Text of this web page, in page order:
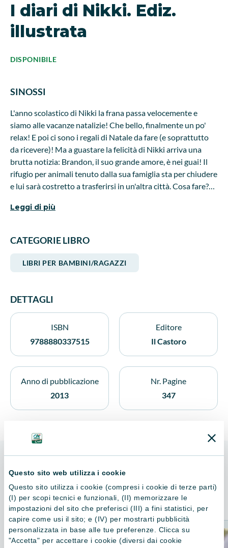
Questo sito web utilizza i cookie
Questo sito utilizza i cookie (compresi i cookie di terze parti)
(I) per scopi tecnici e funzionali, (II) memorizzare le
impostazioni del sito che preferisci (III) a fini statistici, per
capire come usi il sito; e (IV) per mostrarti pubblicità
personalizzata in base alle tue preferenze. Clicca su
"Accetta" per accettare i cookie (diversi dai cookie
I diari di Nikki. Ediz.
illustrata
DISPONIBILE
SINOSSI
L'anno scolastico di Nikki la frana passa velocemente e
siamo alle vacanze natalizie! Che bello, finalmente un po'
relax! E poi ci sono i regali di Natale da fare (e soprattutto
da ricevere)! Ma a guastare la felicità di Nikki arriva una
brutta notizia: Brandon, il suo grande amore, è nei guai! Il
rifugio per animali tenuto dalla sua famiglia sta per chiudere
e lui sarà costretto a trasferirsi in un'altra città. Cosa fare?
migliori amiche, Chloe e Zoe, decide di partecipare alla gara
premio sarebbero perfetti per salvare il rifugio! Peccato che
Nikki non sia proprio un'atleta sui pattini, e se poi ci si mette
di mezzo anche la terribile Mackenzie... come finirà questa
"avventura sul ghiaccio"? Età di lettura: da 9 anni.
Leggi di più
CATEGORIE LIBRO
LIBRI PER BAMBINI/RAGAZZI
DETTAGLI
ISBN
9788880337515
Editore
Il Castoro
Anno di pubblicazione
2013
Nr. Pagine
347
Consigliati per te